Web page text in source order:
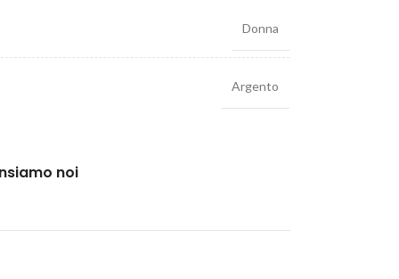
Donna
Argento
noi